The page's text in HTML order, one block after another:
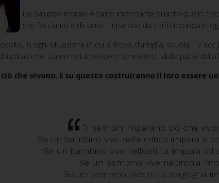
Lo sviluppo morale è tanto importante quanto quello
che facciamo e diciamo. Imparano da chi li circonda in
in ogni situazione in cui si trova, (famiglia, scuola, TV
ispirazione, siamo noi a decidere se metterci dalla parte
che vivono. E su questo costruiranno il loro essere
“I bambini imparano ciò che
Se un bambino vive nella critica impara a
Se un bambino vive nell’ostilità impara ad
Se un bambino vive nell’ironia
Se un bambino vive nella vergogna